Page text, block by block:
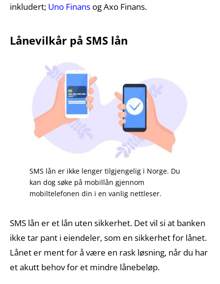
inkludert; Uno Finans og Axo Finans.
Lånevilkår på SMS lån
SMS lån er ikke lenger tilgjengelig i Norge. Du
kan dog søke på mobillån gjennom
mobiltelefonen din i en vanlig nettleser.
SMS lån er et lån uten sikkerhet. Det vil si at banken
ikke tar pant i eiendeler, som en sikkerhet for lånet.
Lånet er ment for å være en rask løsning, når du har
et akutt behov for et mindre lånebeløp.